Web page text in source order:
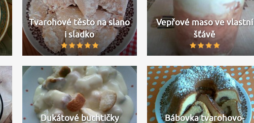
Tvarohové těsto na slano
i sladko
Vepřové maso ve vlastní
šťávě
Dukátové buchtičky Bábovka tvarohovo-